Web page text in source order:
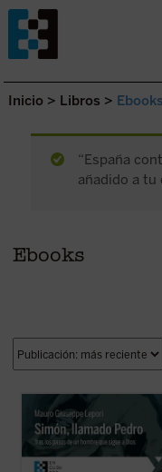
Saltar al contenido.
Inicio > Libros > Ebooks
“España
añadido a tu
Ebooks
tener toda su vida bajo control. Su
familia, la pesca: era fácil gestionar su
pequeño mundo. (...) Ahora, en cambio,
de personas de toda raza y lengua ...